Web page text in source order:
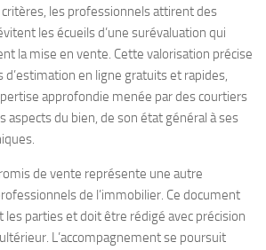
les professionnels attirent des
les écueils d’une surévaluation qui
la mise en vente. Cette valorisation précise
d’estimation en ligne gratuits et rapides,
approfondie menée par des courtiers
aspects du bien, de son état général à ses
de vente représente une autre
de l’immobilier. Ce document
parties et doit être rédigé avec précision
L’accompagnement se poursuit